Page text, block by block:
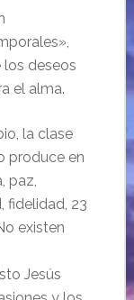
los deseos
el alma.
la clase
produce en
paz,
fidelidad, 23
existen
Jesús